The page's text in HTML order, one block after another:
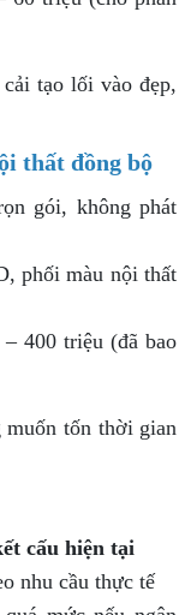
tạo lối vào đẹp,
thất đồng bộ
gói, không phát
phối màu nội thất
– 400 triệu (đã bao
tốn thời gian
cấu hiện tại
nhu cầu thực tế